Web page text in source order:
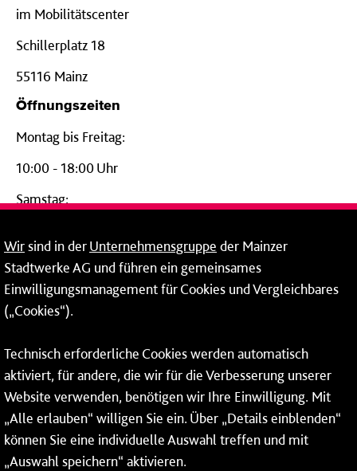
im Mobilitätscenter
Schillerplatz 18
55116 Mainz
Öffnungszeiten
Montag bis Freitag:
10:00 - 18:00 Uhr
Samstag:
24-Stunden-Telefon*
06131 – 12 77 77
Fax: 06131 – 12 66 66
* Montags bis freitags bis 7 und ab 18 Uhr sowie an
Wochenenden und Feiertagen ganztags werden Ihre
Anrufe je nach Themenauswahl an ein Callcenter des
RMV oder von nextbike weitergeleitet. Dort erhalten Sie
ausschließlich Auskünfte zum Fahrplan bzw. zu
Wirsind in derUnternehmensgruppe der Mainzer
Stadtwerke AG und führen ein gemeinsames
Einwilligungsmanagement für Cookies und Vergleichbares
(„Cookies“).
Technisch erforderliche Cookies werden automatisch
aktiviert, für andere, die wir für die Verbesserung unserer
Website verwenden, benötigen wir Ihre Einwilligung. Mit
„Alle erlauben“ willigen Sie ein. Über „Details einblenden“
können Sie eine individuelle Auswahl treffen und mit
„Auswahl speichern“ aktivieren.